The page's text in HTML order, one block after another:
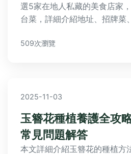
選5家在地人私藏的美食店家
台菜，詳細介紹地址、招牌菜
道美味。
509次瀏覽
2025-11-03
玉簪花種植養護全攻
常見問題解答
本文詳細介紹玉簪花的種植方